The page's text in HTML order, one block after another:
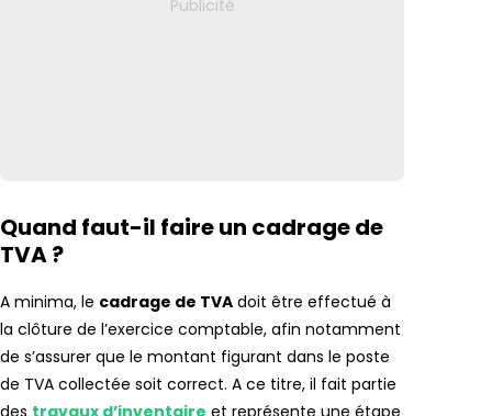
Quand faut-il faire un cadrage de
TVA ?
A minima, le cadrage de TVA doit être effectué à
la clôture de l’exercice comptable, afin notamment
de s’assurer que le montant figurant dans le poste
de TVA collectée soit correct. A ce titre, il fait partie